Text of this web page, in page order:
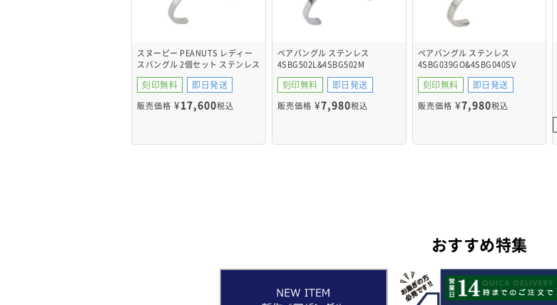
スヌーピー PEANUTS レディー
スバングル 2個セット ステンレス
PNST003SV&PNST003SV
刻印無料 即日発送
販売価格 ¥17,600税込
ペアバングル ステンレス
4SBG502L&4SBG502M
刻印無料 即日発送
販売価格 ¥7,980税込
ペアバングル ステンレス
4SBG039GO&4SBG040SV
刻印無料 即日発送
販売価格 ¥7,980税込
おすすめ特集